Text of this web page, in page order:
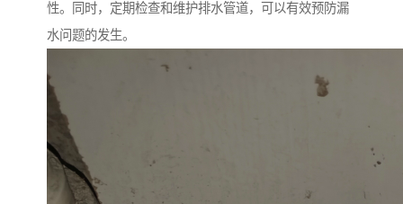
性。同时，定期检查和维护排水管道，可以有效预防漏
水问题的发生。